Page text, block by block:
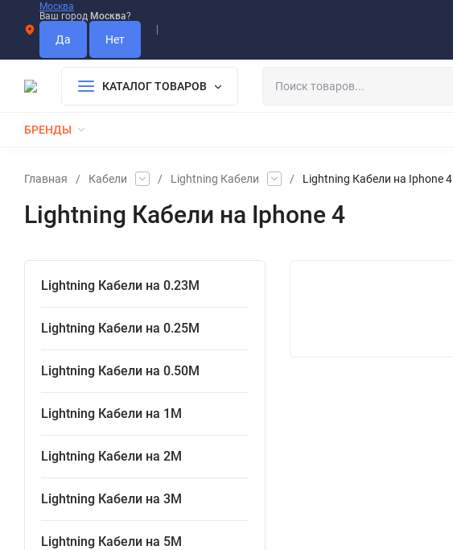
Москва
Ваш город Москва?
КАТАЛОГ ТОВАРОВ
БРЕНДЫ
Главная / Кабели / Lightning Кабели / Lightning Кабели на Iphone 4
Lightning Кабели на Iphone 4
Lightning Кабели на 0.23М
Lightning Кабели на 0.25М
Lightning Кабели на 0.50М
Lightning Кабели на 1М
Lightning Кабели на 2М
Lightning Кабели на 3М
Lightning Кабели на 5М